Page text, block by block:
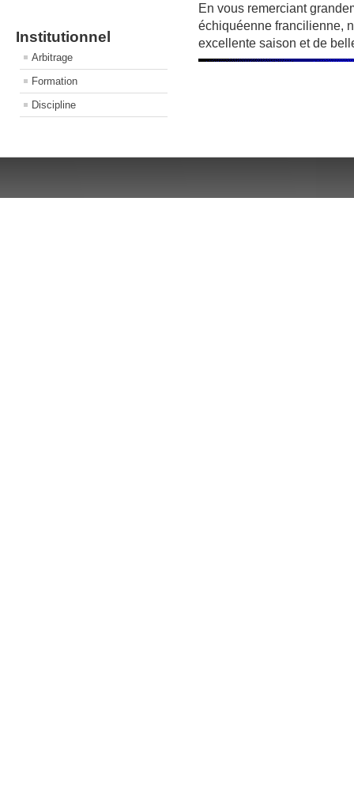
Institutionnel
Arbitrage
Formation
Discipline
En vous remerciant
échiquéenne francilienne,
excellente saison et de